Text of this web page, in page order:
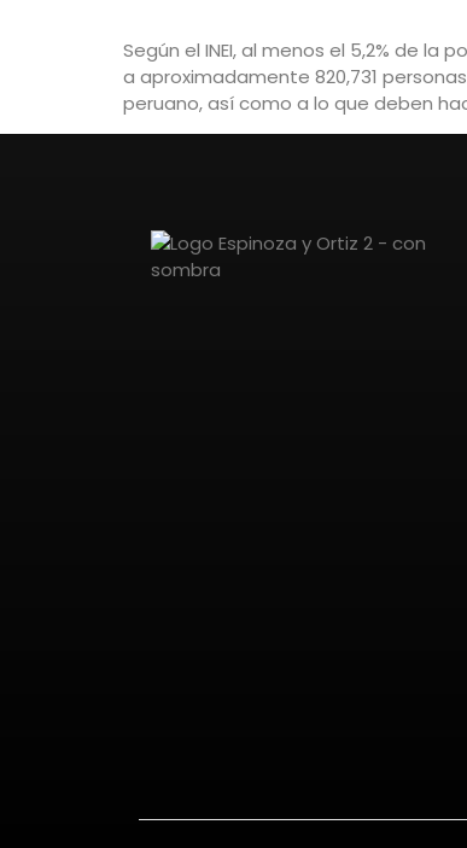
Según el INEI, al menos el 5,2% de
a aproximadamente 820,731
peruano, así como a lo que deben